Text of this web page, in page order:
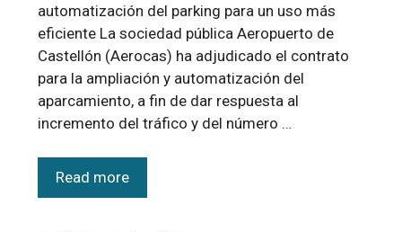
automatización del parking para un uso más
eficiente La sociedad pública Aeropuerto de
Castellón (Aerocas) ha adjudicado el contrato
para la ampliación y automatización del
aparcamiento, a fin de dar respuesta al
incremento del tráfico y del número …
Read more